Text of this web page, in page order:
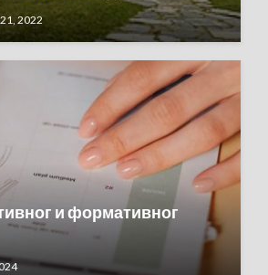
2022
и формативног